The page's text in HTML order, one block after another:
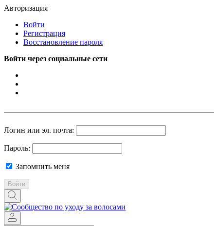
Авторизация
Войти
Регистрация
Восстановление пароля
Войти через социальные сети
Логин или эл. почта:
Пароль:
Запомнить меня
Войти